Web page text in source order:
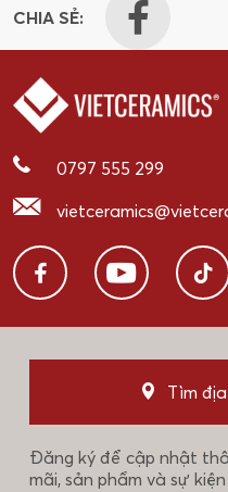
CHIA SẺ:
0797 555 299
Tìm
Đăng ký để cập nhật
mãi, sản phẩm và sự kiện